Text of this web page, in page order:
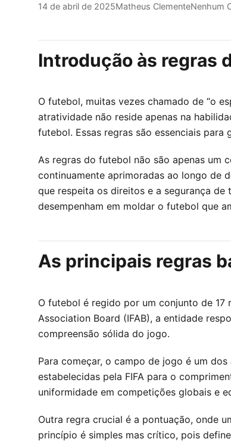
14 de abril de 2025Matheus ClementeNenhum
Introdução às regras
O futebol, muitas vezes chamado de “o
atratividade não reside apenas na
futebol. Essas regras são essenciais
As regras do futebol não são apenas um
continuamente aprimoradas ao longo de
que respeita os direitos e a segurança
desempenham em moldar o futebol que
As principais regras
O futebol é regido por um conjunto de 17
Association Board (IFAB), a entidade
compreensão sólida do jogo.
Para começar, o campo de jogo é um
estabelecidas pela FIFA para o
uniformidade em competições globais e
Outra regra crucial é a pontuação, onde
princípio é simples mas crítico, pois